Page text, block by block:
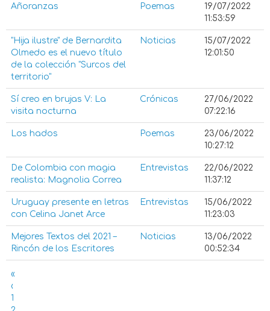
Añoranzas Poemas
19/07/2022
11:53:59
"Hija ilustre" de Bernardita
Olmedo es el nuevo título
de la colección "Surcos del
territorio"
Noticias
15/07/2022
12:01:50
Sí creo en brujas V: La
visita nocturna
Crónicas
27/06/2022
07:22:16
Los hados Poemas
23/06/2022
10:27:12
De Colombia con magia
realista: Magnolia Correa
Entrevistas
22/06/2022
11:37:12
Uruguay presente en letras
con Celina Janet Arce
Entrevistas
15/06/2022
11:23:03
Mejores Textos del 2021 –
Rincón de los Escritores
Noticias
13/06/2022
00:52:34
«
‹
1